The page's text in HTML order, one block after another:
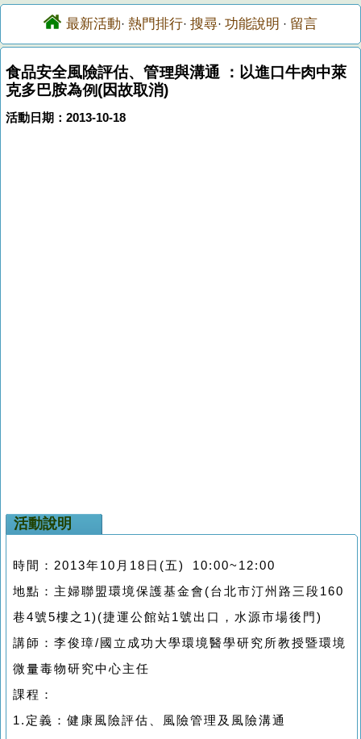
最新活動· 熱門排行· 搜尋· 功能說明 · 留言
食品安全風險評估、管理與溝通 ：以進口牛肉中萊
克多巴胺為例(因故取消)
活動日期：2013-10-18
活動說明
時間：2013年10月18日(五) 10:00~12:00
地點：主婦聯盟環境保護基金會(台北市汀州路三段160
巷4號5樓之1)(捷運公館站1號出口，水源市場後門)
講師：李俊璋/國立成功大學環境醫學研究所教授暨環境
微量毒物研究中心主任
課程：
1.定義：健康風險評估、風險管理及風險溝通